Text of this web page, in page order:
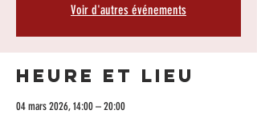
Voir d'autres événements
Heure et lieu
04 mars 2026, 14:00 – 20:00